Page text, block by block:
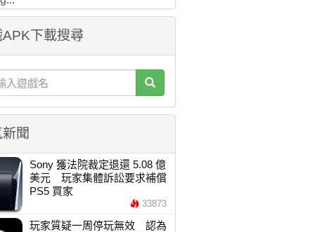
下載搜尋
聞
Sony 獲法院裁定退還 5.08 億
美元 玩家集體訴訟要求補償
PS5 買家
33873
玩家質疑一周停玩無效 認為